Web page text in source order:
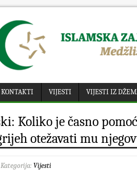
KONTAKTI VIJESTI VIJESTI IZ
Koliko je časno
otežavati mu
Vijesti